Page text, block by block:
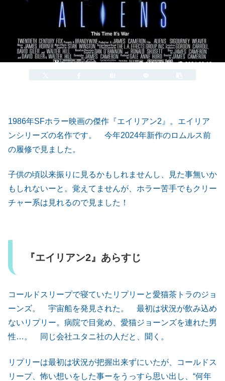
2024.09.06 2024.09.18
1986年SFホラー映画の傑作『エイリアン2』。エイリア
ンシリーズの名作です。 今年2024年新作のロムルス前
の履修で見ました。
子供の頃以来振りに見るかもしれませんし、見た事無いか
もしれないーと。覚えてませんが、ホラー苦手でもクリー
チャー系は見れるので見ました！
『エイリアン2』あらすじ
コールドスリープで寝ていたリプリーと愛猫茶トラのジョ
ーンズ。 宇宙船を発見された。 最初は状況が飲み込め
ないリプリー。病院で目覚め、愛猫ジョーンズを連れた男
性…。 同じ会社ユタニ社の人だと、聞く。
リプリーは最初は状況が把握出来ずにいたが、コールドス
リープ、怖い想いをした事ーをうっすら思い出し、“何年